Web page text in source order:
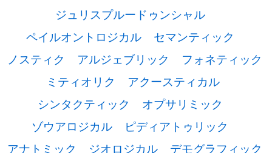
ジュリスプルードゥンシャル
ペイルオントロジカル
セマンティック
ノスティク
アルジェブリック
フォネティック
ミティオリク
アクースティカル
シンタクティック
オプサリミック
ゾウアロジカル
ピディアトゥリック
アナトミック
ジオロジカル デモグラフィック